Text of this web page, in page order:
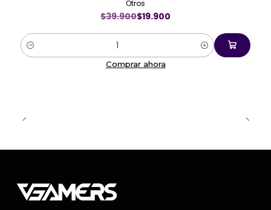
Otros
$39.900$19.900
Cantidad
Comprar ahora